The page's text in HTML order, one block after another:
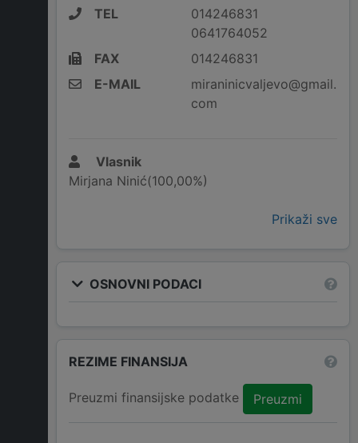
TEL
014246831
0641764052
FAX
014246831
E-MAIL
miraninicvaljevo@gmail.
com
Vlasnik
Mirjana Ninić(100,00%)
Prikaži sve
OSNOVNI PODACI
REZIME FINANSIJA
Preuzmi finansijske podatke Preuzmi